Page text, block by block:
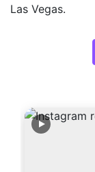
Las Vegas.